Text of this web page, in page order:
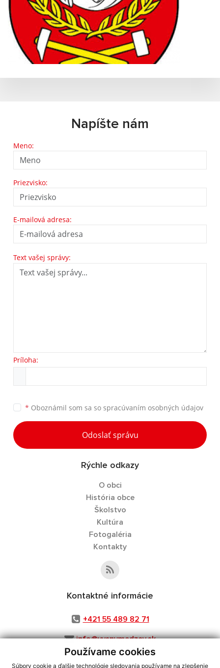
Používame cookies
Súbory cookie a ďalšie technológie sledovania používame na zlepšenie
Napíšte nám
Meno:
Priezvisko:
E-mailová adresa:
Text vašej správy:
Príloha:
* Oboznámil som sa so spracúvaním osobných údajov
Odoslať správu
Rýchle odkazy
O obci
História obce
Školstvo
Kultúra
Fotogaléria
Kontakty
Kontaktné informácie
+421 55 489 82 71
info@vysnymedzev.sk